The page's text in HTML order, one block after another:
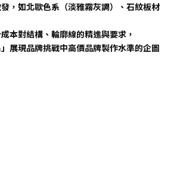
，如北歐色系（淡雅霧灰調）、石紋板材
本對結構、輪廓線的精進與要求，
展現品牌挑戰中高價品牌製作水準的企圖